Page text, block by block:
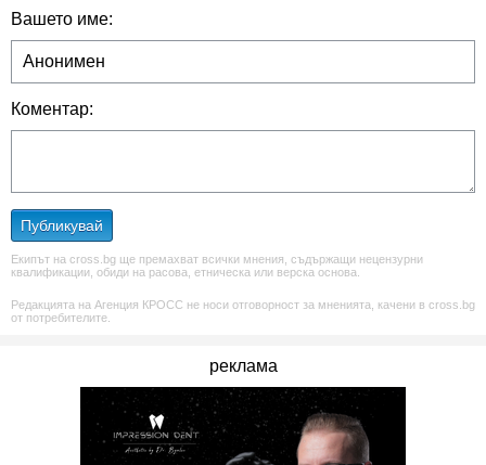
Вашето име:
Коментар:
Публикувай
Екипът на cross.bg ще премахват всички мнения, съдържащи нецензурни
квалификации, обиди на расова, етническа или верска основа.
Редакцията на Агенция КРОСС не носи отговорност за мненията, качени в cross.bg
от потребителите.
реклама